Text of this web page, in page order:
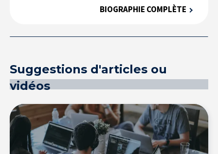
BIOGRAPHIE COMPLÈTE
Suggestions d'articles ou
vidéos